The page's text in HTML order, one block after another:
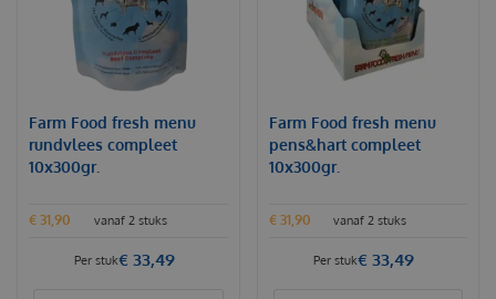
Farm Food fresh menu
rundvlees compleet
10x300gr.
vanaf 2 stuks
€ 31,90
€ 33,49
Per stuk
Farm Food fresh menu
pens&hart compleet
10x300gr.
vanaf 2 stuks
€ 31,90
€ 33,49
Per stuk